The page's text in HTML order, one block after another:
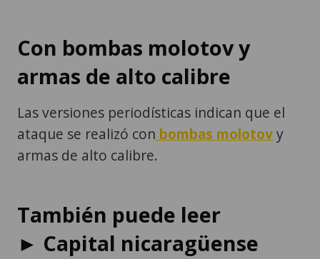
Con bombas molotov y
armas de alto calibre
Las versiones periodísticas indican que el
ataque se realizó con bombas molotovy
armas de alto calibre.
También puede leer
► Capital nicaragüense